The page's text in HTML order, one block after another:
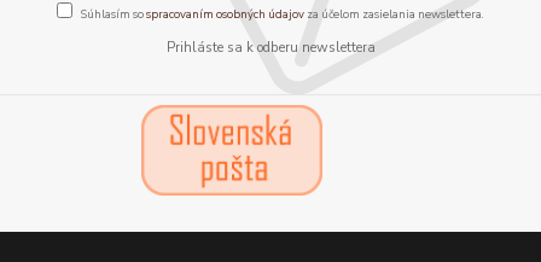
Súhlasím sospracovaním osobných údajov za účelom zasielania newslettera.
Prihláste sa k odberu newslettera